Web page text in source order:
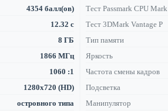
4354 балл(ов) Тест Passmark CPU Mark
12.32 с Тест 3DMark Vantage P
8 ГБ Тип памяти
1866 МГц Яркость
1060 :1 Частота смены кадров
1280x720 (HD) Подсветка
островного типа Манипулятор